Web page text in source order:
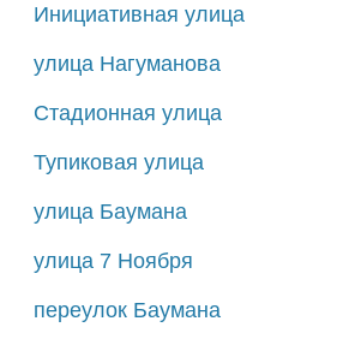
Инициативная улица
улица Нагуманова
Стадионная улица
Тупиковая улица
улица Баумана
улица 7 Ноября
переулок Баумана